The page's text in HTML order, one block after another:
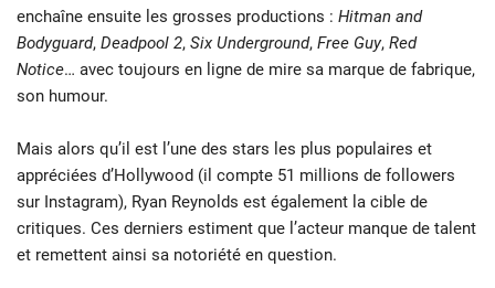
enchaîne ensuite les grosses productions : Hitman and
Bodyguard, Deadpool 2, Six Underground, Free Guy, Red
Notice… avec toujours en ligne de mire sa marque de fabrique,
son humour.
Mais alors qu’il est l’une des stars les plus populaires et
appréciées d’Hollywood (il compte 51 millions de followers
sur Instagram), Ryan Reynolds est également la cible de
critiques. Ces derniers estiment que l’acteur manque de talent
et remettent ainsi sa notoriété en question.